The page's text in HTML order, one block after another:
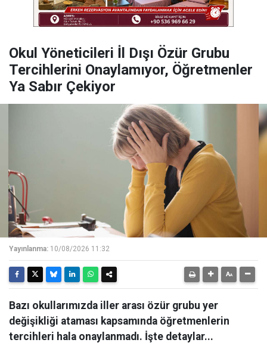
Okul Yöneticileri İl Dışı Özür Grubu
Tercihlerini Onaylamıyor, Öğretmenler
Ya Sabır Çekiyor
Yayınlanma: 10/08/2026 11:32
Bazı okullarımızda iller arası özür grubu yer
değişikliği ataması kapsamında öğretmenlerin
tercihleri hala onaylanmadı. İşte detaylar...